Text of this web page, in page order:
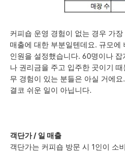
커피숍 운영 경험이 없는 경우 가
매출에 대한 부분일텐데요. 규모에
인원을 설정했습니다. 60명이나
나 권리금을 주고 입주한 곳이기
무 경험이 있는 분들은 아실 거에
결코 쉬운 일이 아닙니다.
객단가 / 일 매출
객단가는 커피숍 방문 시 1인이 소